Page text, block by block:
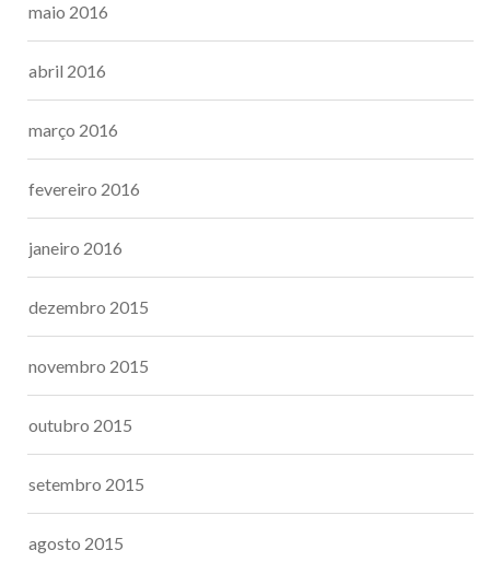
maio 2016
abril 2016
março 2016
fevereiro 2016
janeiro 2016
dezembro 2015
novembro 2015
outubro 2015
setembro 2015
agosto 2015